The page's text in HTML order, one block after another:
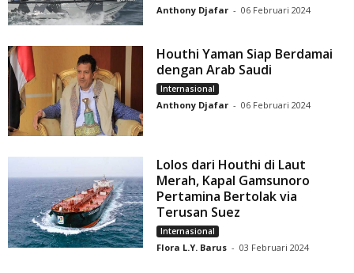
Anthony Djafar - 06 Februari 2024
Houthi Yaman Siap Berdamai
dengan Arab Saudi
Internasional
Anthony Djafar - 06 Februari 2024
Lolos dari Houthi di Laut
Merah, Kapal Gamsunoro
Pertamina Bertolak via
Terusan Suez
Internasional
Flora L.Y. Barus - 03 Februari 2024